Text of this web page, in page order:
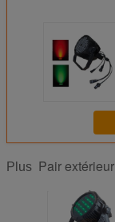
Plus Pair